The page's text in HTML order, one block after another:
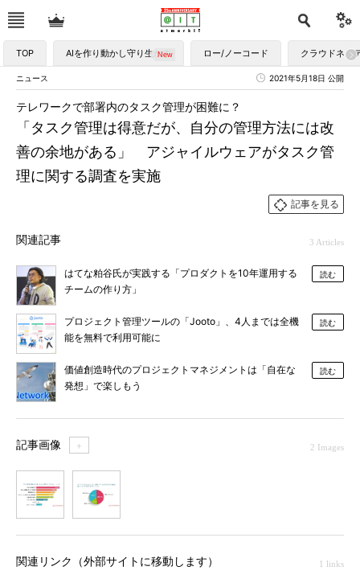
TOP AIを作り動かし守り生かす ロー/ノーコード クラウドネイ
ニュース 2021年5月18日 公開
「タスク管理は得意だが、自分の管理方法には改
善の余地がある」 アジャイルウェアがタスク管
理に関する調査を実施
テレワークで部署内のタスク管理が困難に？
記事を見る
関連記事 3 Articles
はてな粕谷氏が実践する「プロダクトを10年運用する
チームの作り方」
読む
プロジェクト管理ツールの「Jooto」、4人までは全機
能を無料で利用可能に
読む
価値創造時代のプロジェクトマネジメントは「自在な
発想」で楽しもう
読む
記事画像 ＋ 2 Images
関連リンク（外部サイトに移動します） 1 links